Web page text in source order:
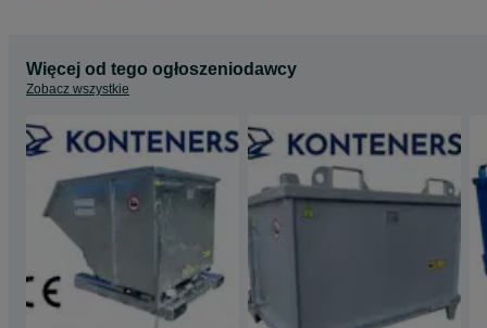
Więcej od tego ogłoszeniodawcy
Zobacz wszystkie